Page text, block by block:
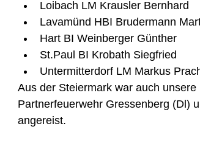
Loibach LM Krausler Bernhard
Lavamünd HBI Brudermann
Hart BI Weinberger Günther
St.Paul BI Krobath Siegfried
Untermitterdorf LM Markus
Aus der Steiermark war auch unsere
Partnerfeuerwehr Gressenberg (Dl)
angereist.